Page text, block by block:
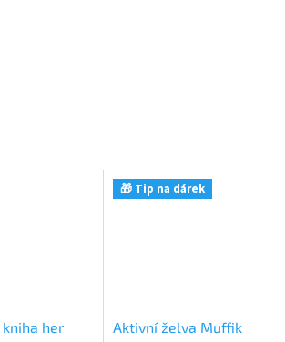
kniha her
🎁 Tip na dárek
Aktivní želva Muffik